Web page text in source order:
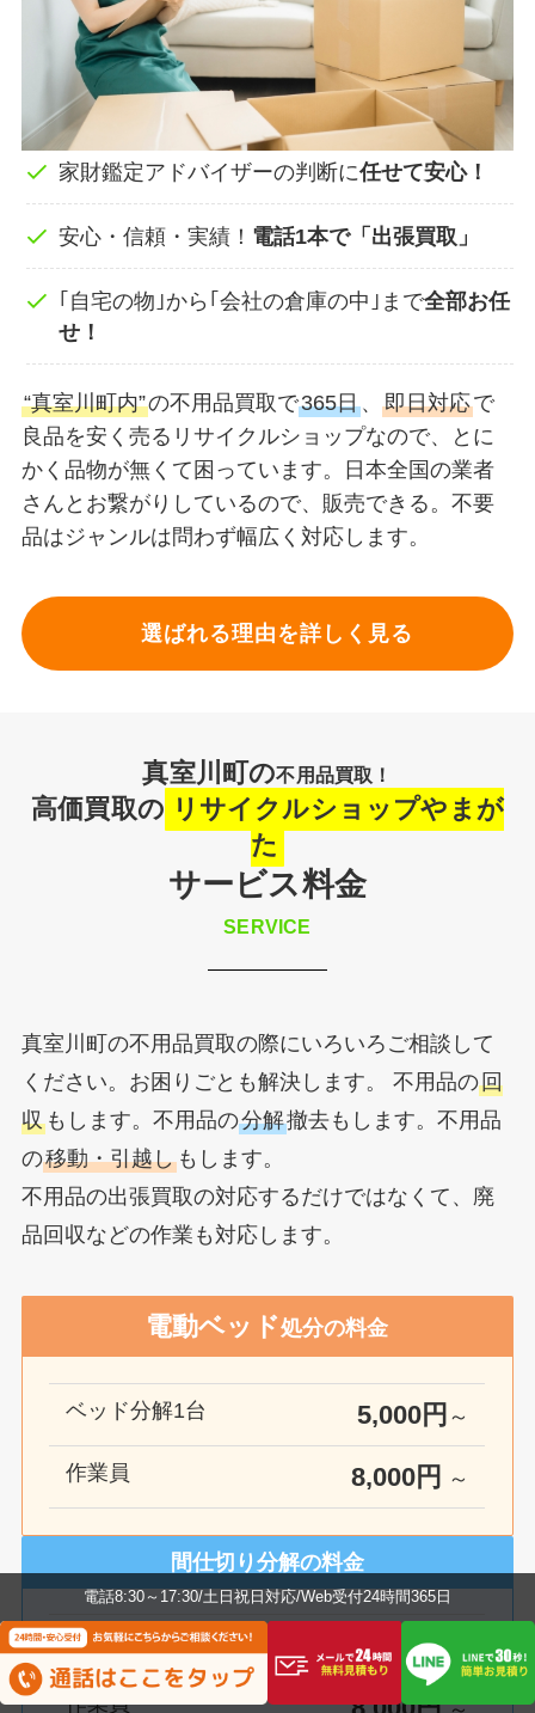
家財鑑定アドバイザーの判断に任せて安心！
安心・信頼・実績！ 電話1本で「出張買取」
｢自宅の物｣から｢会社の倉庫の中｣まで全部お任
せ！
“真室川町内”の不用品買取で365日、 即日対応で
良品を安く売るリサイクルショップなので、とに
かく品物が無くて困っています。日本全国の業者
さんとお繋がりしているので、販売できる。不要
品はジャンルは問わず幅広く対応します。
選ばれる理由を詳しく見る
真室川町の不用品買取！
高価買取の リサイクルショップやまが
た
サービス料金
SERVICE
真室川町の不用品買取の際にいろいろご相談して
ください。お困りごとも解決します。 不用品の回
収もします。不用品の分解撤去もします。不用品
の移動・引越しもします。
不用品の出張買取の対応するだけではなくて、廃
品回収などの作業も対応します。
電動ベッド処分の料金
ベッド分解1台 5,000円 ～
作業員 8,000円 ～
間仕切り分解の料金
間仕切り分解 5,000円～
作業員
電話8:30～17:30/土日祝日対応/Web受付24時間365日